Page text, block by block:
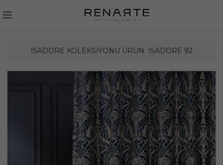
İSADORE KOLEKSIYONU ÜRÜN İSADORE 92